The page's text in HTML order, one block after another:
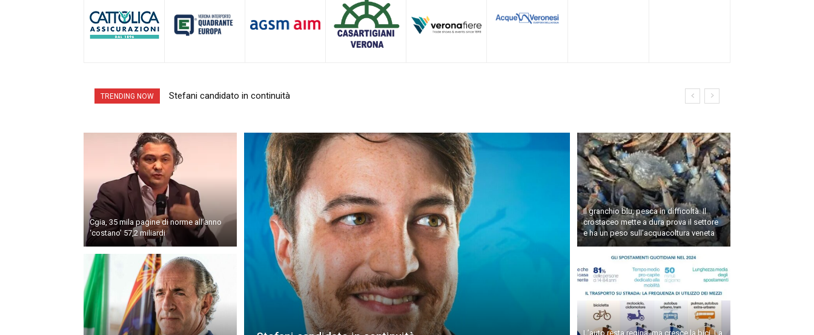
TRENDING NOW Il granchio blu, pesca in difficoltà. Il crostaceo mette a dura prova il settore e ha un peso sull’acquacoltura veneta
Cgia, 35 mila pagine di norme all’anno
‘costano’ 57,2 miliardi
Il granchio blu, pesca in difficoltà. Il
crostaceo mette a dura prova il settore
e ha un peso sull’acquacoltura veneta
L’auto resta regina, ma cresce la bici. La